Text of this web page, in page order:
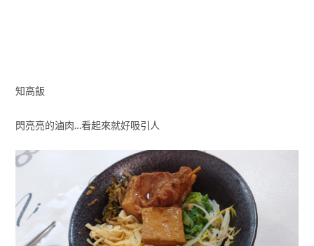
知高飯
閃亮亮的滷肉…看起來就好吸引人